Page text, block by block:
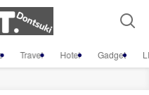
Travel Hotel Gadget